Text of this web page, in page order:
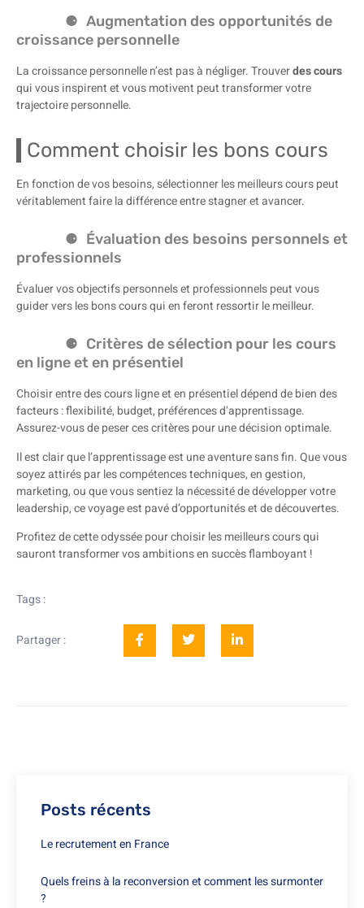
Augmentation des opportunités de
croissance personnelle
La croissance personnelle n’est pas à négliger. Trouverdes cours
qui vous inspirent et vous motivent peut transformer votre
trajectoire personnelle.
Comment choisir les bons cours
En fonction de vos besoins, sélectionner les meilleurs cours peut
véritablement faire la différence entre stagner et avancer.
Évaluation des besoins personnels et
professionnels
Évaluer vos objectifs personnels et professionnels peut vous
guider vers les bons cours qui en feront ressortir le meilleur.
Critères de sélection pour les cours
en ligne et en présentiel
Choisir entre des cours ligne et en présentiel dépend de bien des
facteurs : flexibilité, budget, préférences d’apprentissage.
Assurez-vous de peser ces critères pour une décision optimale.
Il est clair que l’apprentissage est une aventure sans fin. Que vous
soyez attirés par les compétences techniques, en gestion,
marketing, ou que vous sentiez la nécessité de développer votre
leadership, ce voyage est pavé d’opportunités et de découvertes.
Profitez de cette odyssée pour choisir les meilleurs cours qui
sauront transformer vos ambitions en succès flamboyant !
Tags :
Partager :
Posts récents
Le recrutement en France
Quels freins à la reconversion et comment les surmonter
?